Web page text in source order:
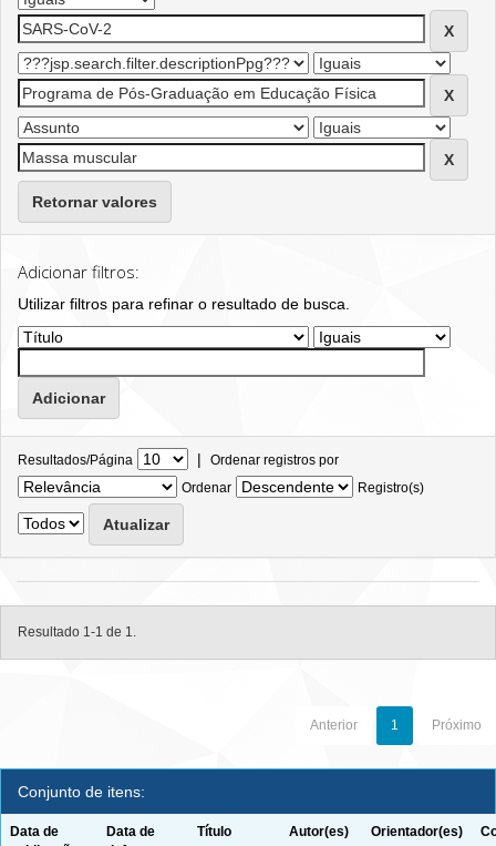
Retornar valores
Adicionar filtros:
Utilizar filtros para refinar o resultado de busca.
Resultados/Página | Ordenar registros por
Ordenar
Registro(s)
Resultado 1-1 de 1.
Anterior 1 Próximo
Conjunto de itens:
Data de
Data de
Título Autor(es) Orientador(es)